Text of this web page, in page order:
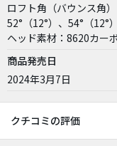
ロフト角（バウンス角
52°（12°）、54°（12°
ヘッド素材：8620カー
商品発売日
2024年3月7日
クチコミの評価